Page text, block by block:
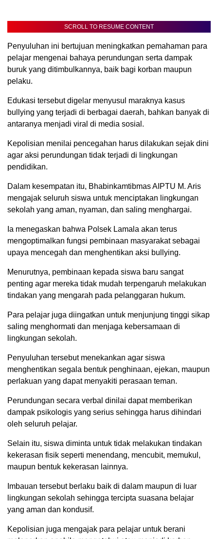
SCROLL TO RESUME CONTENT
Penyuluhan ini bertujuan meningkatkan pemahaman para
pelajar mengenai bahaya perundungan serta dampak
buruk yang ditimbulkannya, baik bagi korban maupun
pelaku.
Edukasi tersebut digelar menyusul maraknya kasus
bullying yang terjadi di berbagai daerah, bahkan banyak di
antaranya menjadi viral di media sosial.
Kepolisian menilai pencegahan harus dilakukan sejak dini
agar aksi perundungan tidak terjadi di lingkungan
pendidikan.
Dalam kesempatan itu, Bhabinkamtibmas AIPTU M. Aris
mengajak seluruh siswa untuk menciptakan lingkungan
sekolah yang aman, nyaman, dan saling menghargai.
Ia menegaskan bahwa Polsek Lamala akan terus
mengoptimalkan fungsi pembinaan masyarakat sebagai
upaya mencegah dan menghentikan aksi bullying.
Menurutnya, pembinaan kepada siswa baru sangat
penting agar mereka tidak mudah terpengaruh melakukan
tindakan yang mengarah pada pelanggaran hukum.
Para pelajar juga diingatkan untuk menjunjung tinggi sikap
saling menghormati dan menjaga kebersamaan di
lingkungan sekolah.
Penyuluhan tersebut menekankan agar siswa
menghentikan segala bentuk penghinaan, ejekan, maupun
perlakuan yang dapat menyakiti perasaan teman.
Perundungan secara verbal dinilai dapat memberikan
dampak psikologis yang serius sehingga harus dihindari
oleh seluruh pelajar.
Selain itu, siswa diminta untuk tidak melakukan tindakan
kekerasan fisik seperti menendang, mencubit, memukul,
maupun bentuk kekerasan lainnya.
Imbauan tersebut berlaku baik di dalam maupun di luar
lingkungan sekolah sehingga tercipta suasana belajar
yang aman dan kondusif.
Kepolisian juga mengajak para pelajar untuk berani